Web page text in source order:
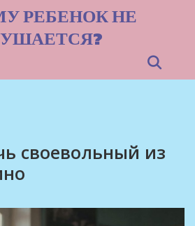
РЕБЕНОК НЕ
своевольный из